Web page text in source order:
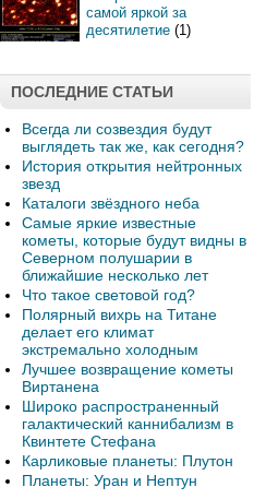
самой яркой за
десятилетие (1)
ПОСЛЕДНИЕ СТАТЬИ
Всегда ли созвездия будут
выглядеть так же, как сегодня?
История открытия нейтронных
звезд
Каталоги звёздного неба
Самые яркие известные
кометы, которые будут видны в
Северном полушарии в
ближайшие несколько лет
Что такое световой год?
Полярный вихрь на Титане
делает его климат
экстремально холодным
Лучшее возвращение кометы
Виртанена
Широко распространенный
галактический каннибализм в
Квинтете Стефана
Карликовые планеты: Плутон
Планеты: Уран и Нептун